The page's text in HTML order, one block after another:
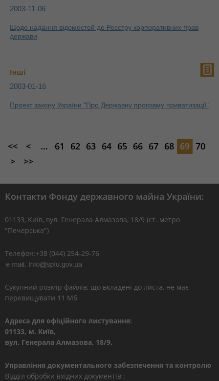
2003-11-06
Щодо надання відомостей до Реєстру корпоративних прав
держави
Інші
2003-01-16
Проект закону України "Про Державну програму приватизації"
<< < ... 61 62 63 64 65 66 67 68 69 70
>
>>
Контакти Фонду державного майна України:
01133, Kиїв, вул. Генерала Алмазова, 18/9 (ст. метро
"Печерська")
Телефон:+38 (044) 254-29-76
Сукупний розмір файлів, що вкладені до листа, не має
перевищувати 11 Мб
Адреса для офіційного листування:
01133, м. Київ,
вул. Генерала Алмазова, 18/9.
Управління документального забезпечення та контролю
Відділ обробки вхідних документів :